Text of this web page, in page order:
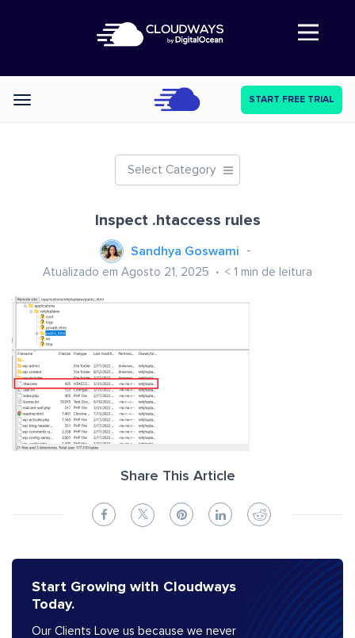
Abre a navegação
Categories START FREE TRIAL
Select Category
Inspect .htaccess rules
Sandhya Goswami
Atualizado em Agosto 21, 2025 < 1 min de leitura
Share This Article
Start Growing with Cloudways
Today.
Our Clients Love us because we never